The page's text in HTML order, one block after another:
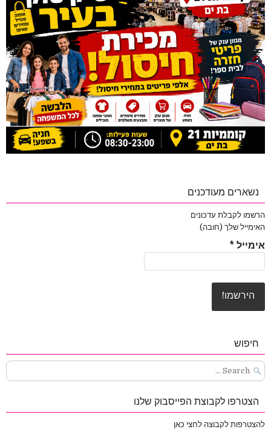
נשארים מעודכנים
הרשמו לקבלת עדכונים
האימייל שלך (חובה)
אימייל *
חיפוש
Search
for:
הצטרפו לקבוצת הפייסבוק שלנו
להצטרפות לקבוצה לחצי כאן